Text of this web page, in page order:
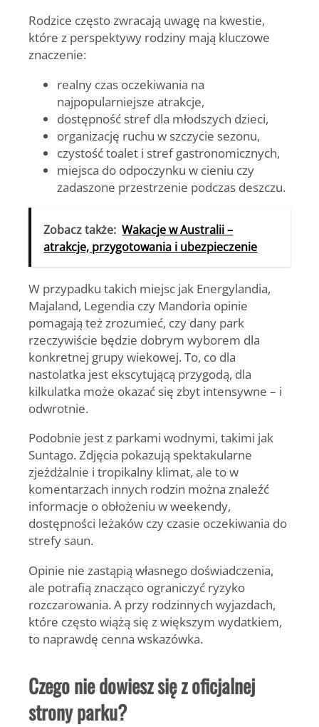
Rodzice często zwracają uwagę na kwestie,
które z perspektywy rodziny mają kluczowe
znaczenie:
realny czas oczekiwania na
najpopularniejsze atrakcje,
dostępność stref dla młodszych dzieci,
organizację ruchu w szczycie sezonu,
czystość toalet i stref gastronomicznych,
miejsca do odpoczynku w cieniu czy
zadaszone przestrzenie podczas deszczu.
Zobacz także: Wakacje w Australii –
atrakcje, przygotowania i ubezpieczenie
W przypadku takich miejsc jak Energylandia,
Majaland, Legendia czy Mandoria opinie
pomagają też zrozumieć, czy dany park
rzeczywiście będzie dobrym wyborem dla
konkretnej grupy wiekowej. To, co dla
nastolatka jest ekscytującą przygodą, dla
kilkulatka może okazać się zbyt intensywne – i
odwrotnie.
Podobnie jest z parkami wodnymi, takimi jak
Suntago. Zdjęcia pokazują spektakularne
zjeżdżalnie i tropikalny klimat, ale to w
komentarzach innych rodzin można znaleźć
informacje o obłożeniu w weekendy,
dostępności leżaków czy czasie oczekiwania do
strefy saun.
Opinie nie zastąpią własnego doświadczenia,
ale potrafią znacząco ograniczyć ryzyko
rozczarowania. A przy rodzinnych wyjazdach,
które często wiążą się z większym wydatkiem,
to naprawdę cenna wskazówka.
Czego nie dowiesz się z oficjalnej
strony parku?